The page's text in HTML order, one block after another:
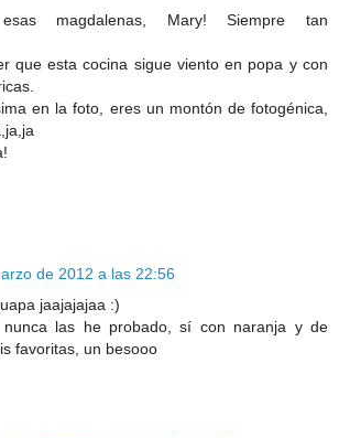
esas magdalenas, Mary! Siempre tan
que esta cocina sigue viento en popa y con
en la foto, eres un montón de fotogénica,
de 2012 a las 22:56
jaajajajaa :)
nunca las he probado, sí con naranja y de
favoritas, un besooo